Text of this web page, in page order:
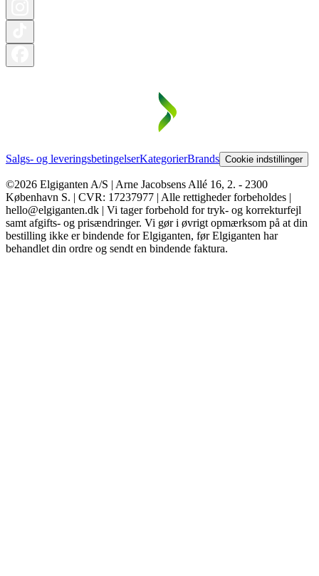
Salgs- og leveringsbetingelserKategorierBrands Cookie indstillinger
©2026 Elgiganten A/S | Arne Jacobsens Allé 16, 2. - 2300
København S. | CVR: 17237977 | Alle rettigheder forbeholdes |
hello@elgiganten.dk | Vi tager forbehold for tryk- og korrekturfejl
samt afgifts- og prisændringer. Vi gør i øvrigt opmærksom på at din
bestilling ikke er bindende for Elgiganten, før Elgiganten har
behandlet din ordre og sendt en bindende faktura.